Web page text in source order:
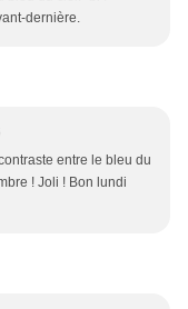
dernière.
entre le bleu du
! Joli ! Bon lundi